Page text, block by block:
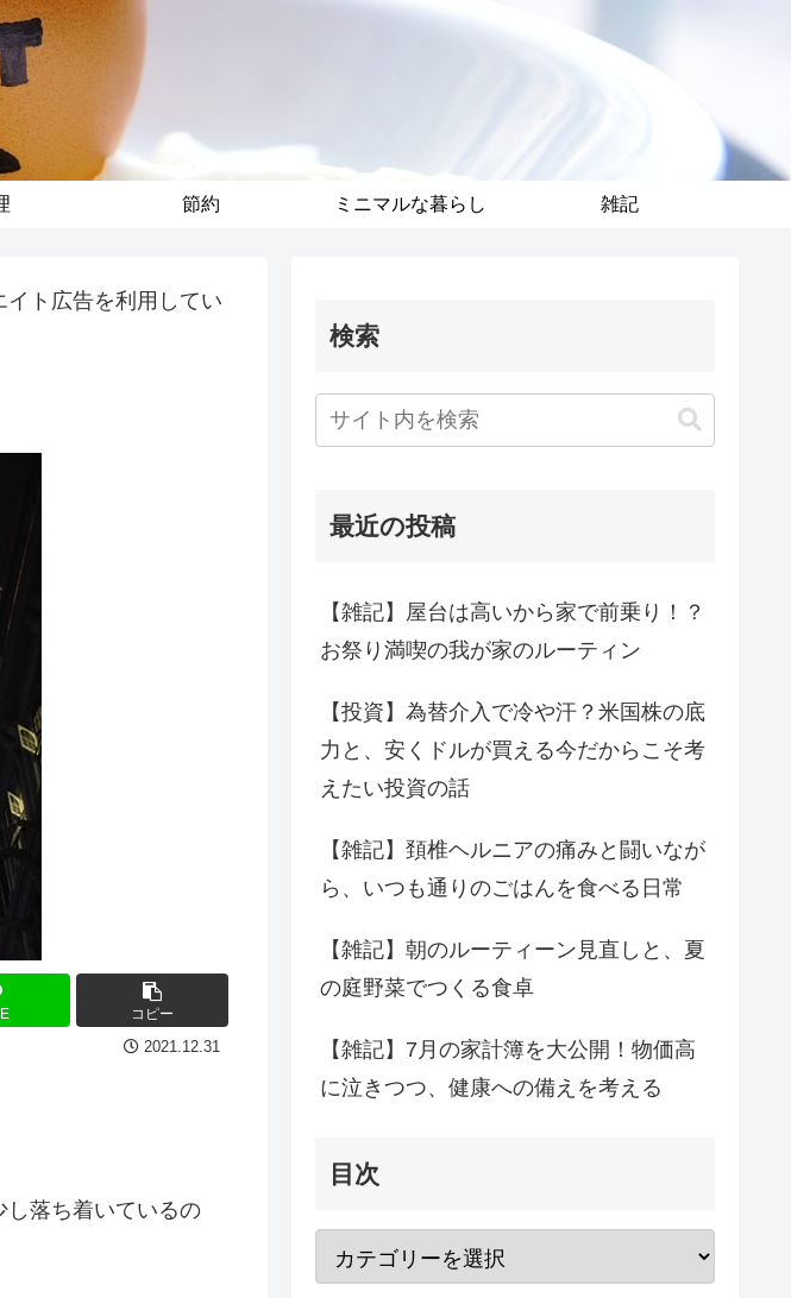
節約 ミニマルな暮らし 雑記
ト広告を利用してい
コピー
2021.12.31
し落ち着いているの
検索
最近の投稿
【雑記】屋台は高いから家で前乗り！？
お祭り満喫の我が家のルーティン
【投資】為替介入で冷や汗？米国株の底
力と、安くドルが買える今だからこそ考
えたい投資の話
【雑記】頚椎ヘルニアの痛みと闘いなが
ら、いつも通りのごはんを食べる日常
【雑記】朝のルーティーン見直しと、夏
の庭野菜でつくる食卓
【雑記】7月の家計簿を大公開！物価高
に泣きつつ、健康への備えを考える
目次